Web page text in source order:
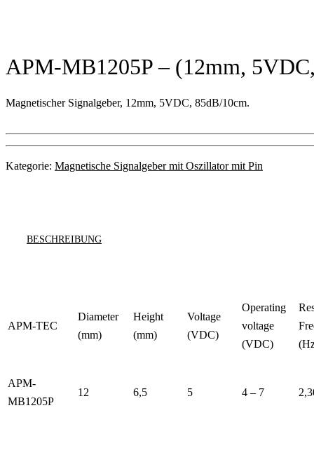
APM-MB1205P – (12mm,
Magnetischer Signalgeber, 12mm, 5VDC, 85dB/10cm.
Kategorie: Magnetische Signalgeber mit Oszillator mit Pin
BESCHREIBUNG
APM-TEC
Diameter
(mm)
Height
(mm)
Voltage
(VDC)
Operating
voltage
(VDC)
APM-
MB1205P
12 6,5 5 4 – 7